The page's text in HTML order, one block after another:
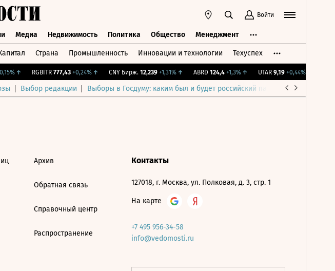
Войти
Медиа Недвижимость Политика Общество Менеджмент
Страна Промышленность Инновации и технологии Техуспех
↑ RGBITR 777,43 +0,24%↑ CNY Бирж. 12,239 +1,31%↑ ABRD 124,4 +1,3%↑ UTAR 9,19 +0,44%↑
Выбор редакции Выборы в Госдуму: каким был и будет российский парламент
Архив
Обратная связь
Справочный центр
Распространение
Контакты
127018, г. Москва, ул. Полковая, д. 3, стр. 1
На карте
+7 495 956-34-58
info@vedomosti.ru